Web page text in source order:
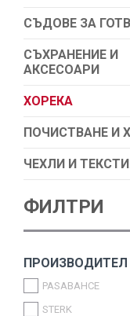
СЪДОВЕ ЗА
СЪХРАНЕНИЕ И
АКСЕСОАРИ
ХОРЕКА
ПОЧИСТВАНЕ И
ЧЕХЛИ И
ФИЛТРИ
ПРОИЗВОДИТЕЛ
PASABAHCE
STERK